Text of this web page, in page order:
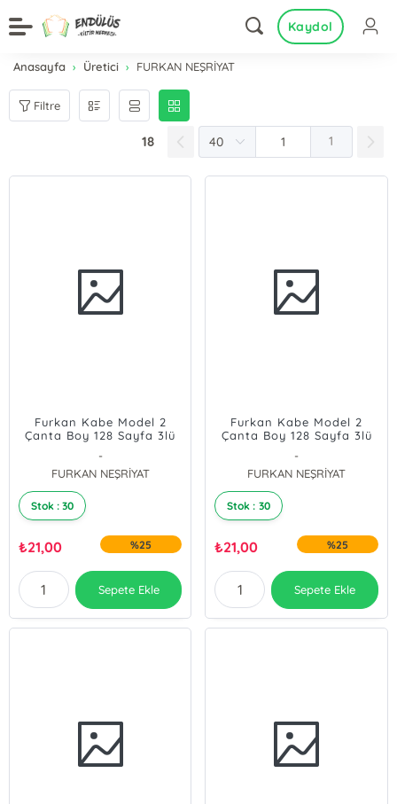
Kaydol
Anasayfa Üretici FURKAN NEŞRİYAT
Filtre
18 1
Furkan Kabe Model 2
Çanta Boy 128 Sayfa 3lü
-
FURKAN NEŞRİYAT
Stok : 30
₺21,00 %25
Sepete Ekle
Furkan Kabe Model 2
Çanta Boy 128 Sayfa 3lü
Krem
-
FURKAN NEŞRİYAT
Stok : 30
₺21,00 %25
Sepete Ekle